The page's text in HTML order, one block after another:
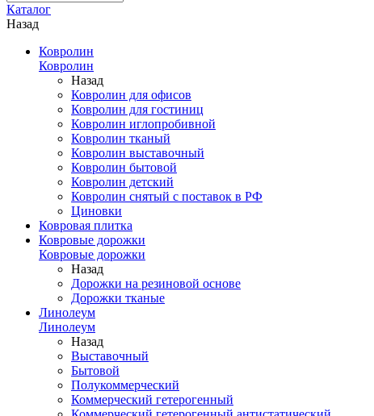
Каталог
Назад
Ковролин
Ковролин
Назад
Ковролин для офисов
Ковролин для гостиниц
Ковролин иглопробивной
Ковролин тканый
Ковролин выставочный
Ковролин бытовой
Ковролин детский
Ковролин снятый с поставок в РФ
Циновки
Ковровая плитка
Ковровые дорожки
Ковровые дорожки
Назад
Дорожки на резиновой основе
Дорожки тканые
Линолеум
Линолеум
Назад
Выставочный
Бытовой
Полукоммерческий
Коммерческий гетерогенный